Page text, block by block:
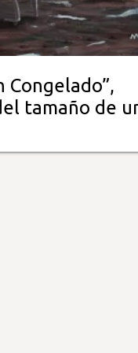
Congelado”,
tamaño de